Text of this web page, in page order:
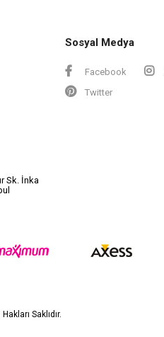
Sk. İnka
Sosyal Medya
Facebook
Twitter
Saklıdır.